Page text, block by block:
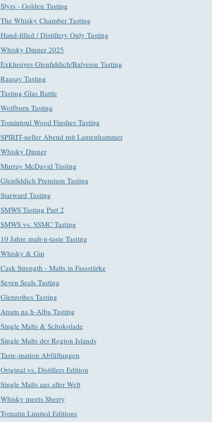
Slyrs - Golden Tasting
The Whisky Chamber Tasting
Hand-filled / Distillery Only Tasting
Whisky Dinner 2025
Exklusives Glenfiddich/Balvenie Tasting
Raasay Tasting
Tasting Glas Battle
Wolfburn Tasting
Tomintoul Wood Finshes Tasting
SPIRIT-ueller Abend mit Lantenhammer
Whisky Dinner
Murray McDavid Tasting
Glenfiddich Premium Tasting
Starward Tasting
SMWS Tasting Part 2
SMWS vs. SSMC Tasting
10 Jahre malt-n-taste Tasting
Whisky & Gin
Cask Strength - Malts in Fassstärke
Seven Seals Tasting
Glenrothes Tasting
Anam na h-Alba Tasting
Single Malts & Schokolade
Single Malts der Region Islands
Taste-ination Abfüllungen
Original vs. Distillers Edition
Single Malts aus aller Welt
Whisky meets Sherry
Tomatin Limited Editions